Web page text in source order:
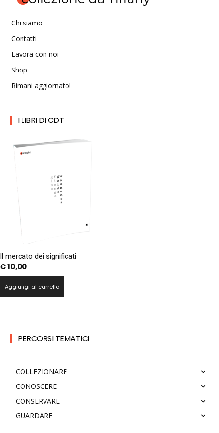
Chi siamo
Contatti
Lavora con noi
Shop
Rimani aggiornato!
I LIBRI DI CDT
Il mercato dei significati
€10,00
Aggiungi al carrello
PERCORSI TEMATICI
COLLEZIONARE
CONOSCERE
CONSERVARE
GUARDARE